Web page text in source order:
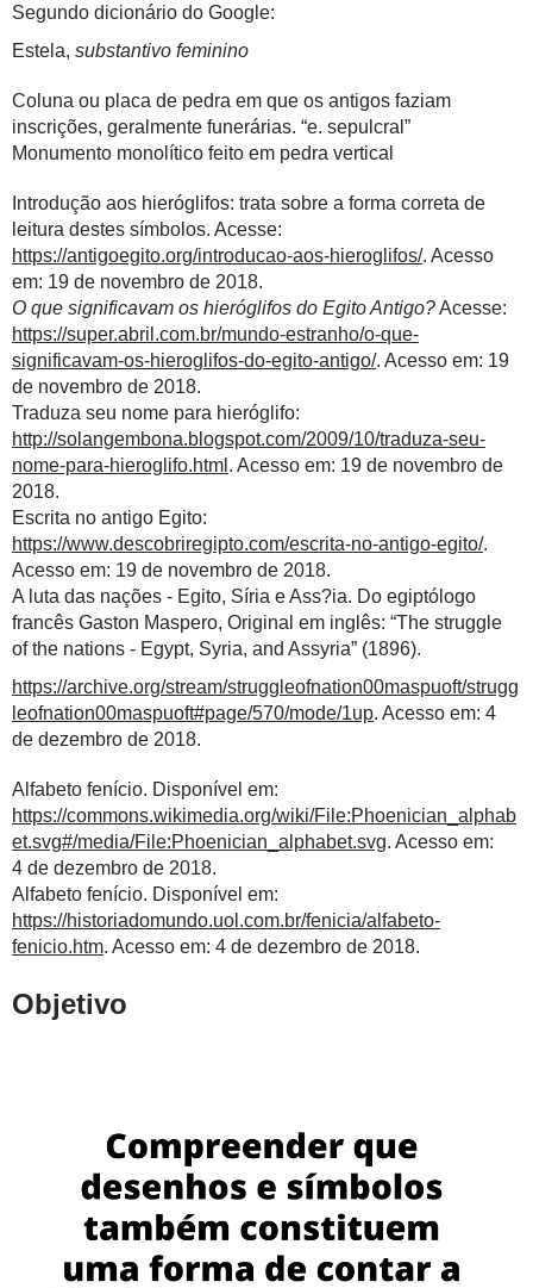
Segundo dicionário do Google:
Estela, substantivo feminino
Coluna ou placa de pedra em que os antigos faziam
inscrições, geralmente funerárias. “e. sepulcral”
Monumento monolítico feito em pedra vertical
Introdução aos hieróglifos: trata sobre a forma correta de
leitura destes símbolos. Acesse:
https://antigoegito.org/introducao-aos-hieroglifos/. Acesso
em: 19 de novembro de 2018.
O que significavam os hieróglifos do Egito Antigo?Acesse:
https://super.abril.com.br/mundo-estranho/o-que-
significavam-os-hieroglifos-do-egito-antigo/. Acesso em: 19
de novembro de 2018.
Traduza seu nome para hieróglifo:
http://solangembona.blogspot.com/2009/10/traduza-seu-
nome-para-hieroglifo.html . Acesso em: 19 de novembro de
2018.
Escrita no antigo Egito:
https://www.descobriregipto.com/escrita-no-antigo-egito/.
Acesso em: 19 de novembro de 2018.
A luta das nações - Egito, Síria e Ass?ia. Do egiptólogo
francês Gaston Maspero, Original em inglês: “The struggle
of the nations - Egypt, Syria, and Assyria” (1896).
https://archive.org/stream/struggleofnation00maspuoft/strugg
leofnation00maspuoft#page/570/mode/1up. Acesso em: 4
de dezembro de 2018.
Alfabeto fenício. Disponível em:
https://commons.wikimedia.org/wiki/File:Phoenician_alphab
et.svg#/media/File:Phoenician_alphabet.svg. Acesso em:
4 de dezembro de 2018.
Alfabeto fenício. Disponível em:
https://historiadomundo.uol.com.br/fenicia/alfabeto-
fenicio.htm. Acesso em: 4 de dezembro de 2018.
Objetivo